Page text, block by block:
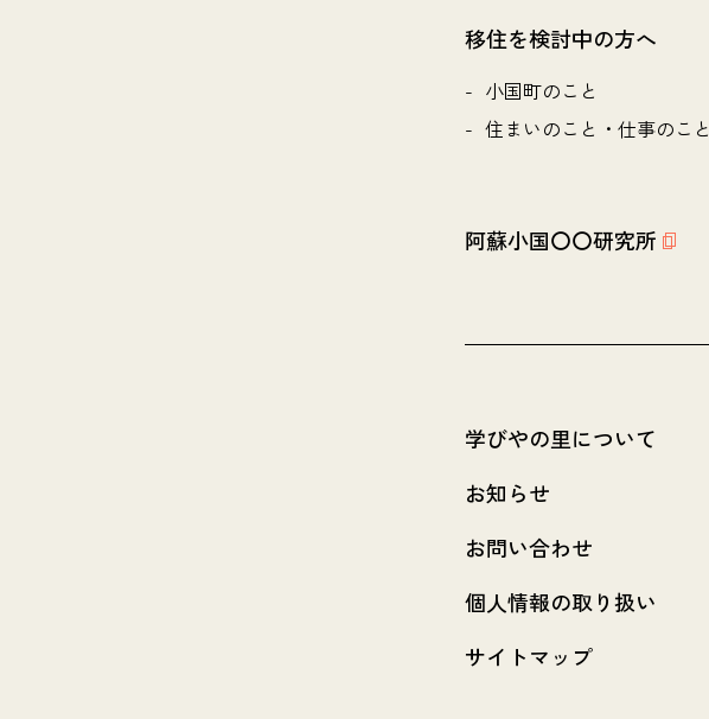
移住を検討中の方へ
小国町のこと
住まいのこと・仕事のこと
阿蘇小国〇〇研究所
学びやの里について
お知らせ
お問い合わせ
個人情報の取り扱い
サイトマップ